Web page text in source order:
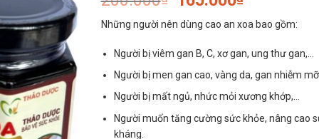
gốc
là:
200.000₫.
hiện
tại
là:
165.000₫.
Những người nên dùng cao an xoa bao gồm:
Người bị viêm gan B, C, xơ gan, ung thư gan,…
Người bị men gan cao, vàng da, gan nhiễm
Người bị mất ngủ, nhức mỏi xương khớp,…
Người muốn tăng cường sức khỏe, nâng cao
kháng.